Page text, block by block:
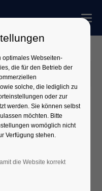
04.04.2025 12:44
auf 15.
wird das
Landkreisschulen
optimales Webseiten-
die für den Betrieb der
solche, die lediglich zu
oder zur
werden. Sie können selbst
möchten. Bitte
womöglich nicht
Verfügung stehen.
die Website korrekt